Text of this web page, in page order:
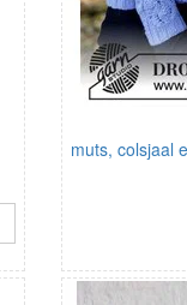
muts, colsjaal